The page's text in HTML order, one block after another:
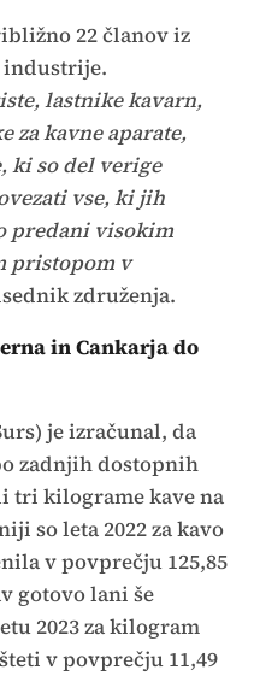
22 članov iz
industrije.
lastnike kavarn,
za kavne aparate,
ki so del verige
vse, ki jih
predani visokim
pristopom v
združenja.
in Cankarja do
je izračunal, da
zadnjih dostopnih
tri kilograme kave na
so leta 2022 za kavo
v povprečju 125,85
gotovo lani še
2023 za kilogram
v povprečju 11,49